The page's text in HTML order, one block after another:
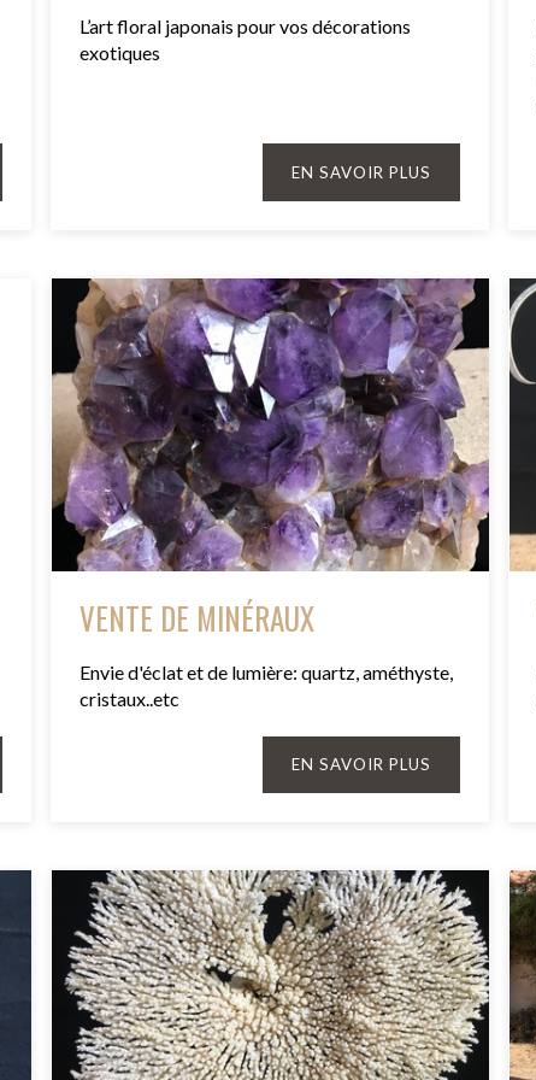
L’art floral japonais pour vos décorations
exotiques
EN SAVOIR PLUS
VENTE DE MINÉRAUX
Envie d'éclat et de lumière: quartz, améthyste,
cristaux..etc
EN SAVOIR PLUS